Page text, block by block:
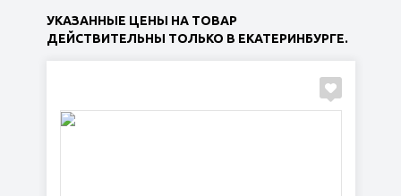
УКАЗАННЫЕ ЦЕНЫ НА ТОВАР
ДЕЙСТВИТЕЛЬНЫ ТОЛЬКО В ЕКАТЕРИНБУРГЕ.